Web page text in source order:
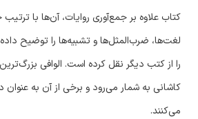
کتاب علاوه بر جمع‌آوری روایات، آن‌ها با
لغت‌ها، ضرب‌المثل‌ها و تشبیه‌ها را توضیح
را از کتب دیگر نقل کرده است. الوافی
کاشانی به شمار می‌رود و برخی از آن به عنوان
می‌کنند.